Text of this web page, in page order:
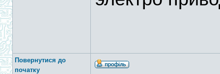
Повернутися до
початку